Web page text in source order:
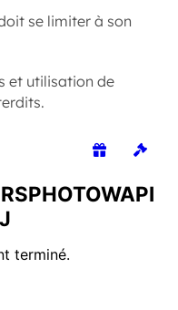
se limiter à son
et utilisation de